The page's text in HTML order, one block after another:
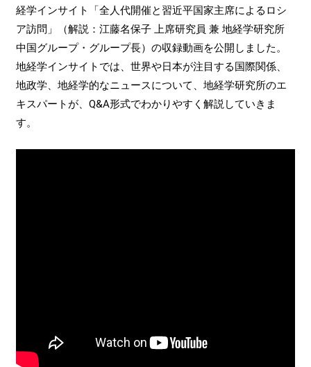
経学インサイト「全人代開催と習近平国家主席によるロシ
ア訪問」（解説：江藤名保子 上席研究員 兼 地経学研究所
中国グループ・グループ長）の収録動画を公開しました。
地経学インサイトでは、世界や日本が注目する国際関係、
地政学、地経学的なニュースについて、地経学研究所のエ
キスパートが、Q&A形式でわかりやすく解説していきま
す。